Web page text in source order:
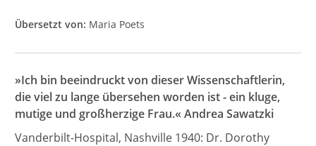
Übersetzt von: Maria Poets
»Ich bin beeindruckt von dieser Wissenschaftlerin,
die viel zu lange übersehen worden ist - ein kluge,
mutige und großherzige Frau.« Andrea Sawatzki
Vanderbilt-Hospital, Nashville 1940: Dr. Dorothy